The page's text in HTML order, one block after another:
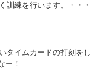
訓練を行います。・・・
タイムカードの打刻をし
ー！